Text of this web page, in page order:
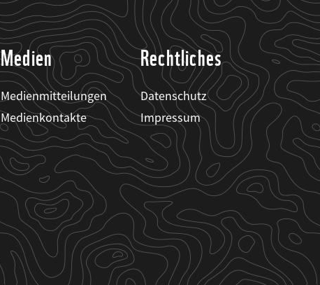
Medien
Medienmitteilungen
Medienkontakte
Rechtliches
Datenschutz
Impressum